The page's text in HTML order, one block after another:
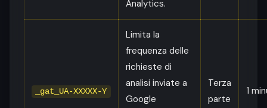
Analytics.
_gat_UA-XXXXX-Y
Limita la
frequenza delle
richieste di
analisi inviate a
Google
Terza
parte
1